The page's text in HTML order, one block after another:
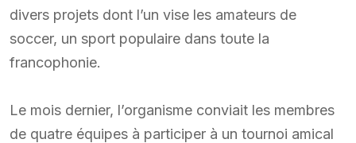
divers projets dont l’un vise les amateurs de
soccer, un sport populaire dans toute la
francophonie.
Le mois dernier, l’organisme conviait les membres
de quatre équipes à participer à un tournoi amical